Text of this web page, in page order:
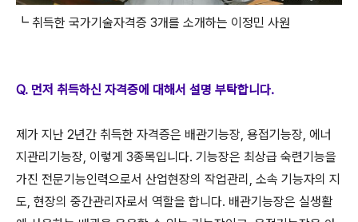
┗ 취득한 국가기술자격증 3개를 소개하는 이정민 사원
Q. 먼저 취득하신 자격증에 대해서 설명 부탁합니다.
제가 지난 2년간 취득한 자격증은 배관기능장, 용접기능장, 에너
지관리기능장, 이렇게 3종목입니다. 기능장은 최상급 숙련기능을
가진 전문기능인력으로서 산업현장의 작업관리, 소속 기능자의 지
도, 현장의 중간관리자로서 역할을 합니다. 배관기능장은 실생활